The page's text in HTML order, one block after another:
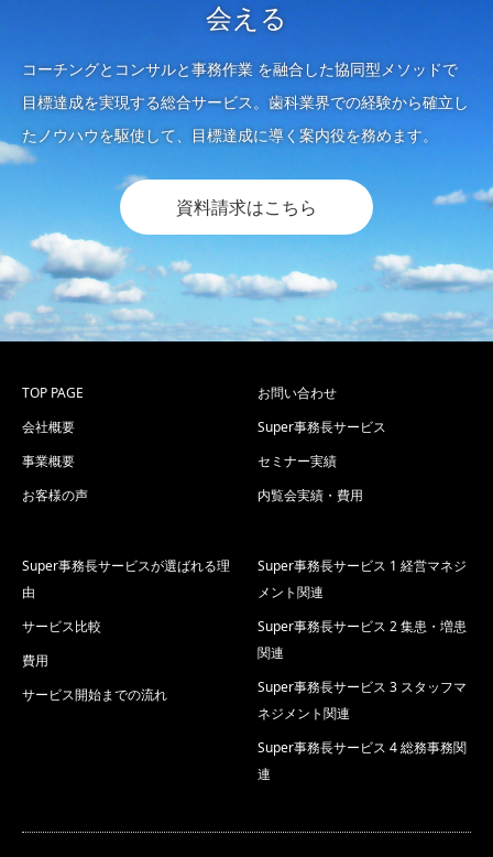
会える
コーチングとコンサルと事務作業 を融合した協同型メソッドで
目標達成を実現する総合サービス。歯科業界での経験から確立し
たノウハウを駆使して、目標達成に導く案内役を務めます。
資料請求はこちら
TOP PAGE
会社概要
事業概要
お客様の声
お問い合わせ
Super事務長サービス
セミナー実績
内覧会実績・費用
Super事務長サービスが選ばれる理
由
サービス比較
費用
サービス開始までの流れ
Super事務長サービス 1 経営マネジ
メント関連
Super事務長サービス 2 集患・増患
関連
Super事務長サービス 3 スタッフマ
ネジメント関連
Super事務長サービス 4 総務事務関
連